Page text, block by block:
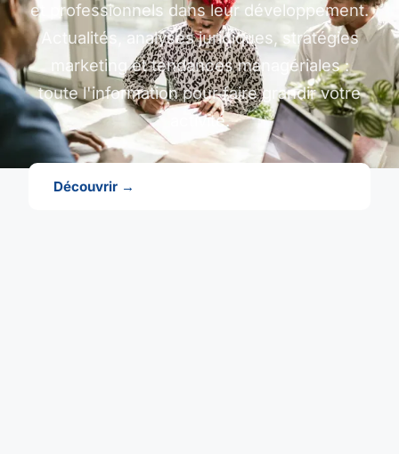
et professionnels dans leur développement.
Actualités, analyses juridiques, stratégies
marketing et tendances managériales :
toute l'information pour faire grandir votre
activité.
Découvrir →